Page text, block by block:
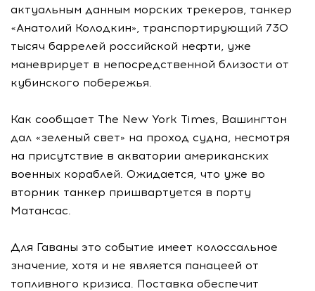
актуальным данным морских трекеров, танкер
«Анатолий Колодкин», транспортирующий 730
тысяч баррелей российской нефти, уже
маневрирует в непосредственной близости от
кубинского побережья.
Как сообщает The New York Times, Вашингтон
дал «зеленый свет» на проход судна, несмотря
на присутствие в акватории американских
военных кораблей. Ожидается, что уже во
вторник танкер пришвартуется в порту
Матансас.
Для Гаваны это событие имеет колоссальное
значение, хотя и не является панацеей от
топливного кризиса. Поставка обеспечит